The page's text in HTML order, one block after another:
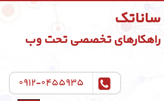
ساناتک
راهکارهای تخصصی تحت وب
۰۹۱۲-۰۴۵۵۹۳۵